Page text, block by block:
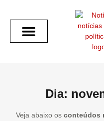
Dia:
Veja abaixo os conteúdos